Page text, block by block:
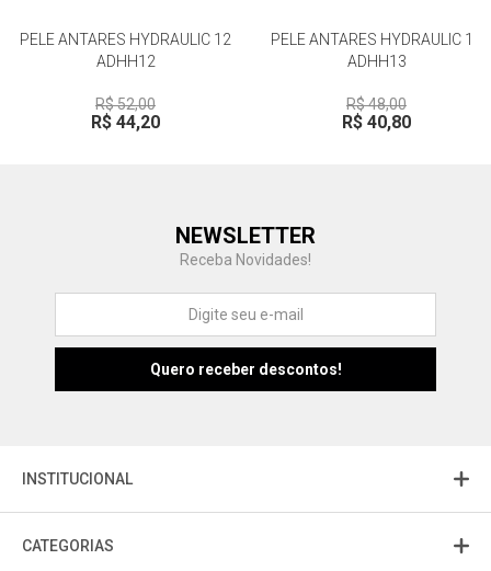
PELE ANTARES HYDRAULIC 12
ADHH12
R$ 52,00
R$ 44,20
PELE ANTARES HYDRAULIC 13
ADHH13
R$ 48,00
R$ 40,80
NEWSLETTER
Receba Novidades!
INSTITUCIONAL
CATEGORIAS
Fu Fujisom